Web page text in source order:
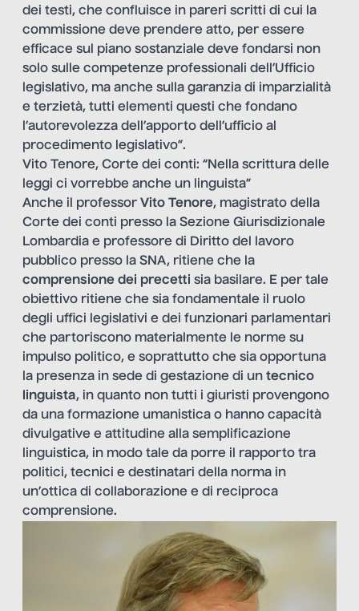
dei testi, che confluisce in pareri scritti di cui la
commissione deve prendere atto, per essere
efficace sul piano sostanziale deve fondarsi non
solo sulle competenze professionali dell’Ufficio
legislativo, ma anche sulla garanzia di imparzialità
e terzietà, tutti elementi questi che fondano
l’autorevolezza dell’apporto dell’ufficio al
procedimento legislativo”.
Vito Tenore, Corte dei conti: “Nella scrittura delle
leggi ci vorrebbe anche un linguista”
Anche il professor Vito Tenore, magistrato della
Corte dei conti presso la Sezione Giurisdizionale
Lombardia e professore di Diritto del lavoro
pubblico presso la SNA, ritiene che la
comprensione dei precetti sia basilare. E per tale
obiettivo ritiene che sia fondamentale il ruolo
degli uffici legislativi e dei funzionari parlamentari
che partoriscono materialmente le norme su
impulso politico, e soprattutto che sia opportuna
la presenza in sede di gestazione di un tecnico
linguista, in quanto non tutti i giuristi provengono
da una formazione umanistica o hanno capacità
divulgative e attitudine alla semplificazione
linguistica, in modo tale da porre il rapporto tra
politici, tecnici e destinatari della norma in
un’ottica di collaborazione e di reciproca
comprensione.